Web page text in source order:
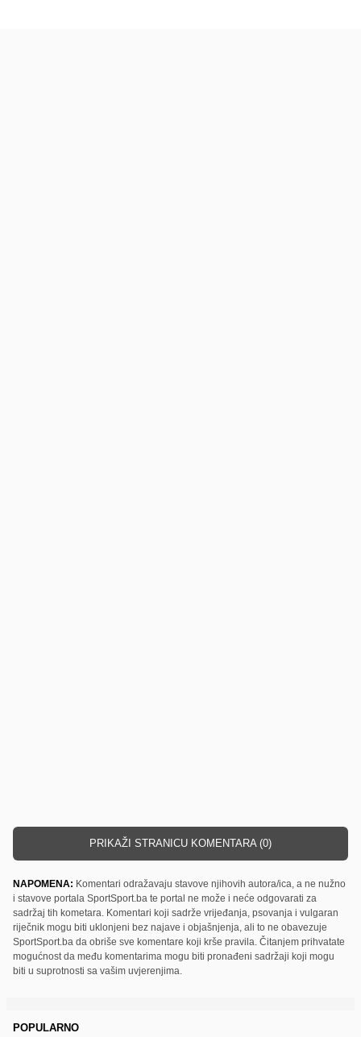
PRIKAŽI STRANICU KOMENTARA (0)
NAPOMENA: Komentari odražavaju stavove njihovih autora/ica, a ne nužno
i stavove portala SportSport.ba te portal ne može i neće odgovarati za
sadržaj tih kometara. Komentari koji sadrže vrijeđanja, psovanja i vulgaran
riječnik mogu biti uklonjeni bez najave i objašnjenja, ali to ne obavezuje
SportSport.ba da obriše sve komentare koji krše pravila. Čitanjem prihvatate
mogućnost da među komentarima mogu biti pronađeni sadržaji koji mogu
biti u suprotnosti sa vašim uvjerenjima.
POPULARNO